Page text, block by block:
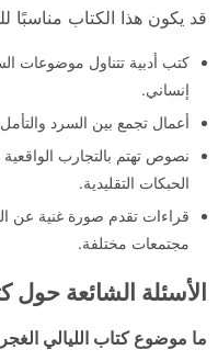
قد يكون هذا الكتاب مناسبًا
كتب أدبية تتناول موضوعات
إنساني.
أعمال تجمع بين السرد والتأمل
نصوص تهتم بالتجارب الواقعية
الحبكات التقليدية.
قراءات تقدم صورة غنية عن
مجتمعات مختلفة.
الأسئلة الشائعة حول
ما موضوع كتاب الليالي